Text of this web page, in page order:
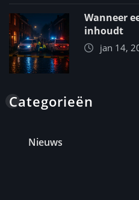
Wanneer
inhoudt
jan 14,
Categorieën
Nieuws